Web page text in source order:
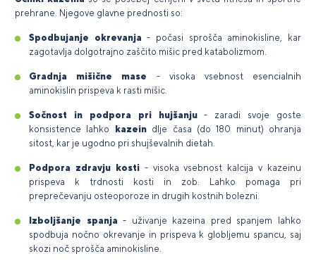
prehrane. Njegove glavne prednosti so:
Spodbujanje okrevanja- počasi sprošča aminokisline, kar
zagotavlja dolgotrajno zaščito mišic pred katabolizmom.
Gradnja mišične mase - visoka vsebnost esencialnih
aminokislin prispeva k rasti mišic.
Sočnost in podpora pri hujšanju- zaradi svoje goste
konsistence lahko
kazein dlje časa (do 180 minut) ohranja
sitost, kar je ugodno pri shujševalnih dietah.
Podpora zdravju kosti - visoka vsebnost kalcija v kazeinu
prispeva k trdnosti kosti in zob. Lahko pomaga pri
preprečevanju osteoporoze in drugih kostnih bolezni.
Izboljšanje spanja- uživanje kazeina pred spanjem lahko
spodbuja nočno okrevanje in prispeva k globljemu spancu, saj
skozi noč sprošča aminokisline.